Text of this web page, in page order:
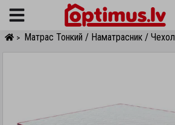
Menu
> Матрас Тонкий / Наматрасник / Чехол